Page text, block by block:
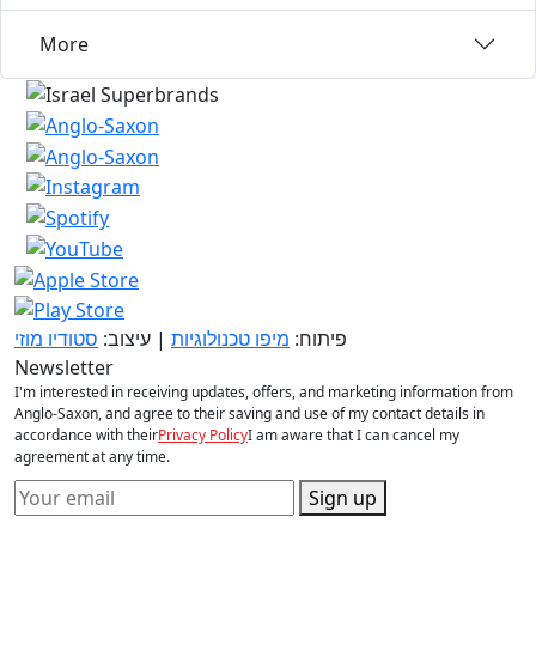
More
פיתוח: מיפו טכנולוגיות | עיצוב: סטודיו מוזי
Newsletter
I'm interested in receiving updates, offers, and marketing information from
Anglo-Saxon, and agree to their saving and use of my contact details in
accordance with theirPrivacy PolicyI am aware that I can cancel my
agreement at any time.
Sign up